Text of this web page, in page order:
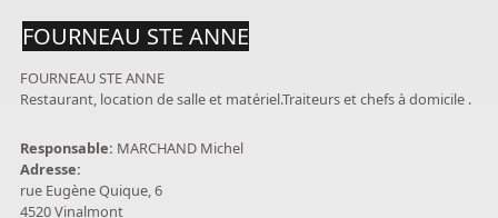
FOURNEAU STE ANNE
FOURNEAU STE ANNE
Restaurant, location de salle et matériel.Traiteurs et chefs à domicile .
Responsable: MARCHAND Michel
Adresse:
rue Eugène Quique, 6
4520 Vinalmont